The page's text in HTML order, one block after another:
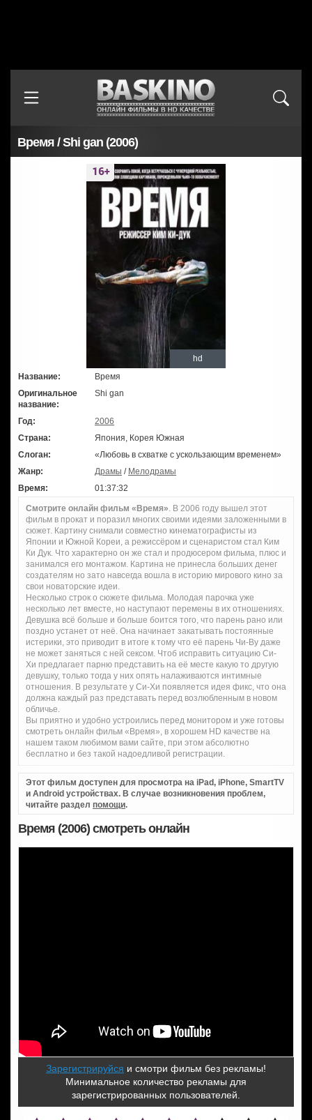
Время / Shi gan (2006)
hd
Название:
Время
Оригинальное
название:
Shi gan
Год:
2006
Страна:
Япония, Корея Южная
Слоган:
«Любовь в схватке с ускользающим временем»
Жанр:
Драмы / Мелодрамы
Время:
01:37:32
Смотрите онлайн фильм «Время» . В 2006 году вышел этот
фильм в прокат и поразил многих своими идеями заложенными в
сюжет. Картину снимали совместно кинематографисты из
Японии и Южной Кореи, а режиссёром и сценаристом стал Ким
Ки Дук. Что характерно он же стал и продюсером фильма, плюс и
занимался его монтажом. Картина не принесла больших денег
создателям но зато навсегда вошла в историю мирового кино за
свои новаторские идеи.
Несколько строк о сюжете фильма. Молодая парочка уже
несколько лет вместе, но наступают перемены в их отношениях.
Девушка всё больше и больше боится того, что парень рано или
поздно устанет от неё. Она начинает закатывать постоянные
истерики, это приводит в итоге к тому что её парень Чи-Ву даже
не может заняться с ней сексом. Чтоб исправить ситуацию Си-
Хи предлагает парню представить на её месте какую то другую
девушку, только тогда у них опять налаживаются интимные
отношения. В результате у Си-Хи появляется идея фикс, что она
должна каждый раз представать перед возлюбленным в новом
обличье.
Вы приятно и удобно устроились перед монитором и уже готовы
смотреть онлайн фильм «Время», в хорошем HD качестве на
нашем таком любимом вами сайте, при этом абсолютно
бесплатно и без такой надоедливой регистрации.
Этот фильм доступен для просмотра на iPad, iPhone, SmartTV
и Android устройствах. В случае возникновения проблем,
читайте раздел помощи.
Время (2006) смотреть онлайн
Зарегистрируйся и смотри фильм без рекламы!
Минимальное количество рекламы для
зарегистрированных пользователей.